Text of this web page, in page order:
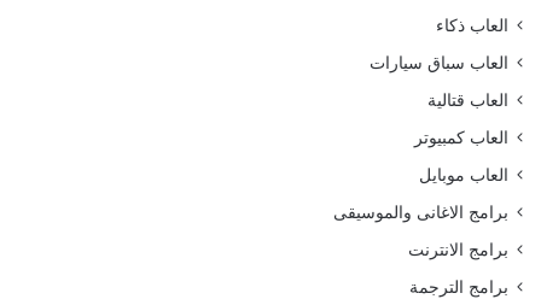
العاب ذكاء
العاب سباق سيارات
العاب قتالية
العاب كمبيوتر
العاب موبايل
برامج الاغانى والموسيقى
برامج الانترنت
برامج الترجمة